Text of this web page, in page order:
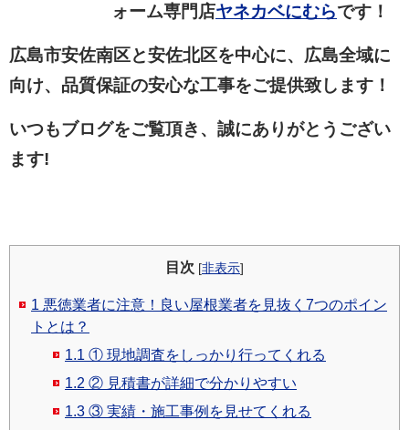
ォーム専門店ヤネカベにむらです！
広島市安佐南区と安佐北区を中心に、広島全域に
向け、品質保証の安心な工事をご提供致します！
いつもブログをご覧頂き、誠にありがとうござい
ます!
目次 [非表示]
1 悪徳業者に注意！良い屋根業者を見抜く7つのポイン
トとは？
1.1 ① 現地調査をしっかり行ってくれる
1.2 ② 見積書が詳細で分かりやすい
1.3 ③ 実績・施工事例を見せてくれる